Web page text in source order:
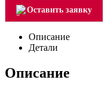
Оставить заявку
Описание
Детали
Описание